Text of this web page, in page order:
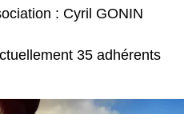
: Cyril GONIN
35 adhérents